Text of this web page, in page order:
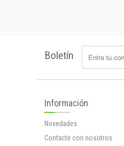
Boletín
Información
Novedades
Contacte con nosotros